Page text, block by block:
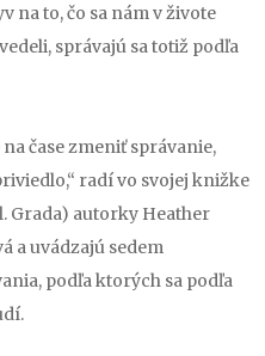
na to, čo sa nám v živote
správajú sa totiž podľa
čase zmeniť správanie,
radí vo svojej knižke
Grada) autorky Heather
a uvádzajú sedem
podľa ktorých sa podľa